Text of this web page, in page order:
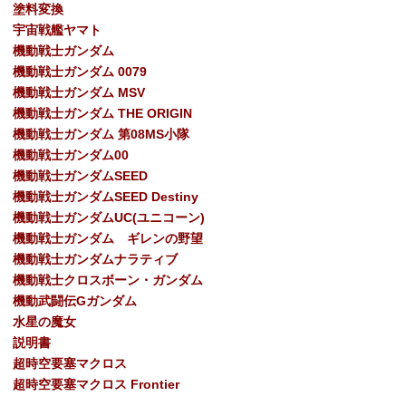
塗料変換
宇宙戦艦ヤマト
機動戦士ガンダム
機動戦士ガンダム 0079
機動戦士ガンダム MSV
機動戦士ガンダム THE ORIGIN
機動戦士ガンダム 第08MS小隊
機動戦士ガンダム00
機動戦士ガンダムSEED
機動戦士ガンダムSEED Destiny
機動戦士ガンダムUC(ユニコーン)
機動戦士ガンダム ギレンの野望
機動戦士ガンダムナラティブ
機動戦士クロスボーン・ガンダム
機動武闘伝Gガンダム
水星の魔女
説明書
超時空要塞マクロス
超時空要塞マクロス Frontier